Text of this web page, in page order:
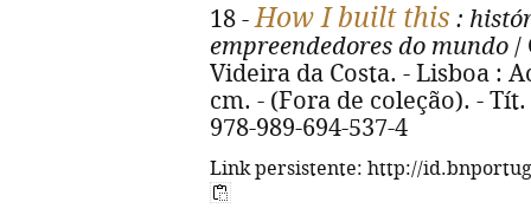
18 -How I built this :
empreendedores do mundo /
Videira da Costa. - Lisboa :
cm. - (Fora de coleção). -
978-989-694-537-4
Link persistente: http://